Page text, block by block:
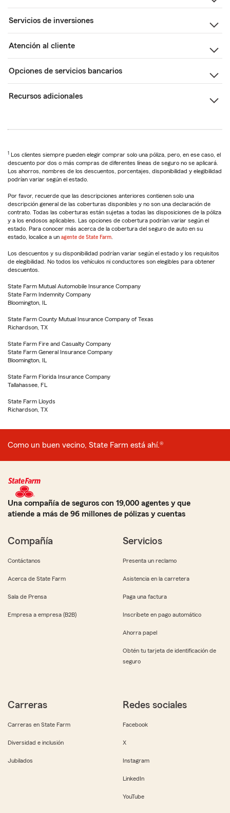
Servicios de inversiones
Atención al cliente
Opciones de servicios bancarios
Recursos adicionales
1 Los clientes siempre pueden elegir comprar solo una póliza, pero, en ese caso, el
descuento por dos o más compras de diferentes líneas de seguro no se aplicará.
Los ahorros, nombres de los descuentos, porcentajes, disponibilidad y elegibilidad
podrían variar según el estado.
Por favor, recuerde que las descripciones anteriores contienen solo una
descripción general de las coberturas disponibles y no son una declaración de
contrato. Todas las coberturas están sujetas a todas las disposiciones de la póliza
y a los endosos aplicables. Las opciones de cobertura podrían variar según el
estado. Para conocer más acerca de la cobertura del seguro de auto en su
estado, localice a un agente de State Farm
Los descuentos y su disponibilidad podrían variar según el estado y los requisitos
de elegibilidad. No todos los vehículos ni conductores son elegibles para obtener
descuentos.
State Farm Mutual Automobile Insurance Company
State Farm Indemnity Company
Bloomington, IL
State Farm County Mutual Insurance Company of Texas
Richardson, TX
State Farm Fire and Casualty Company
State Farm General Insurance Company
Bloomington, IL
State Farm Florida Insurance Company
Tallahassee, FL
State Farm Lloyds
Richardson, TX
Como un buen vecino, State Farm está ahí.®
Una compañía de seguros con 19,000 agentes y que
atiende a más de 96 millones de pólizas y cuentas
Compañía
Contáctanos
Acerca de State Farm
Sala de Prensa
Empresa a empresa (B2B)
Servicios
Presenta un reclamo
Asistencia en la carretera
Paga una factura
Inscríbete en pago automático
Ahorra papel
Obtén tu tarjeta de identificación de
seguro
Carreras
Carreras en State Farm
Diversidad e inclusión
Jubilados
Redes sociales
Facebook
X
Instagram
LinkedIn
YouTube